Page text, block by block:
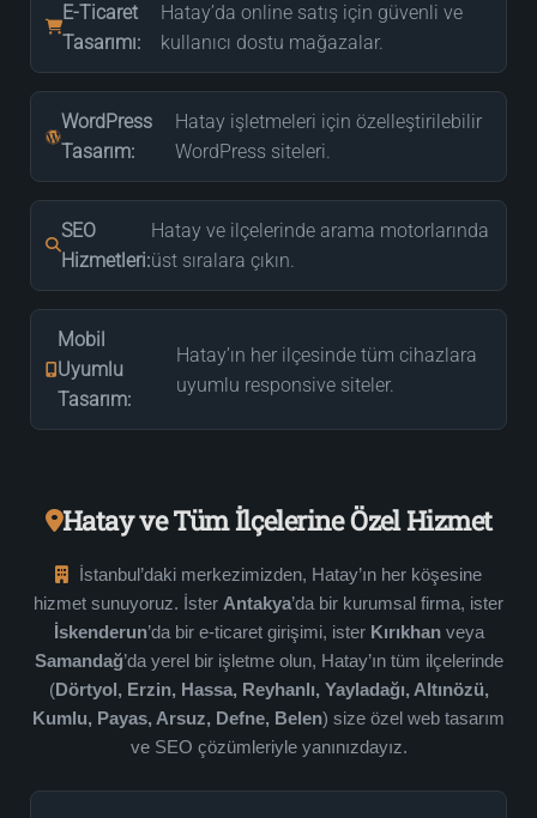
E-Ticaret
Tasarımı:
Hatay’da online satış için güvenli ve
kullanıcı dostu mağazalar.
WordPress
Tasarım:
Hatay işletmeleri için özelleştirilebilir
WordPress siteleri.
SEO
Hizmetleri:
Hatay ve ilçelerinde arama motorlarında
üst sıralara çıkın.
Mobil
Uyumlu
Tasarım:
Hatay’ın her ilçesinde tüm cihazlara
uyumlu responsive siteler.
Hatay ve Tüm İlçelerine Özel Hizmet
İstanbul’daki merkezimizden, Hatay’ın her köşesine
hizmet sunuyoruz. İster Antakya’da bir kurumsal firma, ister
İskenderun’da bir e-ticaret girişimi, ister Kırıkhanveya
Samandağ’da yerel bir işletme olun, Hatay’ın tüm ilçelerinde
(Dörtyol, Erzin, Hassa, Reyhanlı, Yayladağı, Altınözü,
Kumlu, Payas, Arsuz, Defne, Belen) size özel web tasarım
ve SEO çözümleriyle yanınızdayız.